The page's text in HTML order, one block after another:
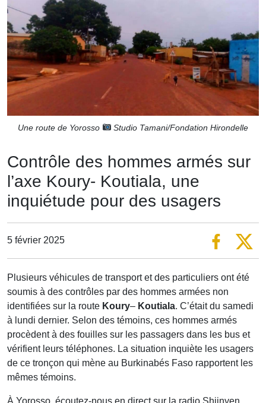
Une route de Yorosso Studio Tamani/Fondation Hirondelle
Contrôle des hommes armés sur
l’axe Koury- Koutiala, une
inquiétude pour des usagers
5 février 2025
Plusieurs véhicules de transport et des particuliers ont été
soumis à des contrôles par des hommes armées non
identifiées sur la route Koury– Koutiala. C’était du samedi
à lundi dernier. Selon des témoins, ces hommes armés
procèdent à des fouilles sur les passagers dans les bus et
vérifient leurs téléphones. La situation inquiète les usagers
de ce tronçon qui mène au Burkinabés Faso rapportent les
mêmes témoins.
À Yorosso, écoutez-nous en direct sur la radio Shiinyen